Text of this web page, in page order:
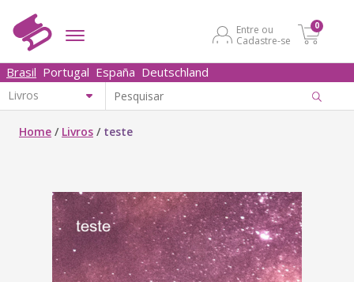
Entre ou
Cadastre-se
0
Brasil Portugal España Deutschland
Home / Livros / teste